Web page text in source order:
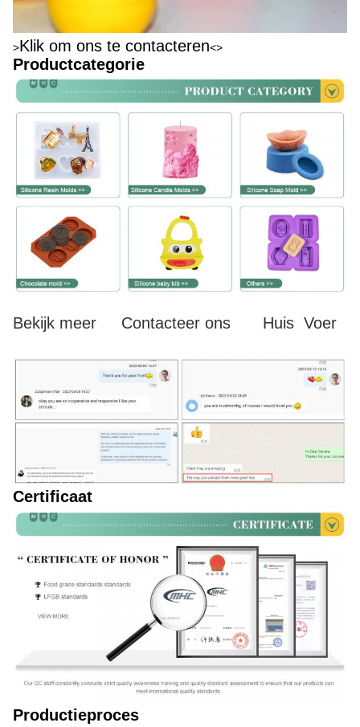
>Klik om ons te contacteren<>
Productcategorie
Bekijk meer Contacteer ons Huis Voer
Certificaat
Productieproces